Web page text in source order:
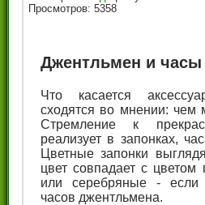
Просмотров: 5358
Джентльмен и часы
Что касается
сходятся во мнении: чем
Стремление к
реализует в запонках,
Цветные запонки
цвет совпадает с цветом
или серебряные - если
часов джентльмена.